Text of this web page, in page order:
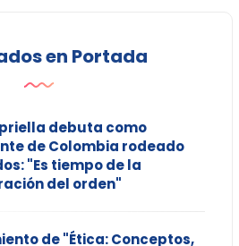
en Portada
debuta como
de Colombia rodeado
"Es tiempo de la
del orden"
de "Ética: Conceptos,